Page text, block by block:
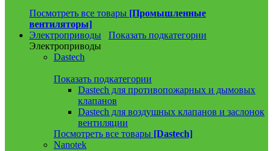
Посмотреть все товары [Промышленные
вентиляторы]
Электроприводы
Показать подкатегории
Электроприводы
Dastech
Показать подкатегории
Dastech для противопожарных и дымовых
клапанов
Dastech для воздушных клапанов и заслонок
вентиляции
Посмотреть все товары [Dastech]
Nanotek